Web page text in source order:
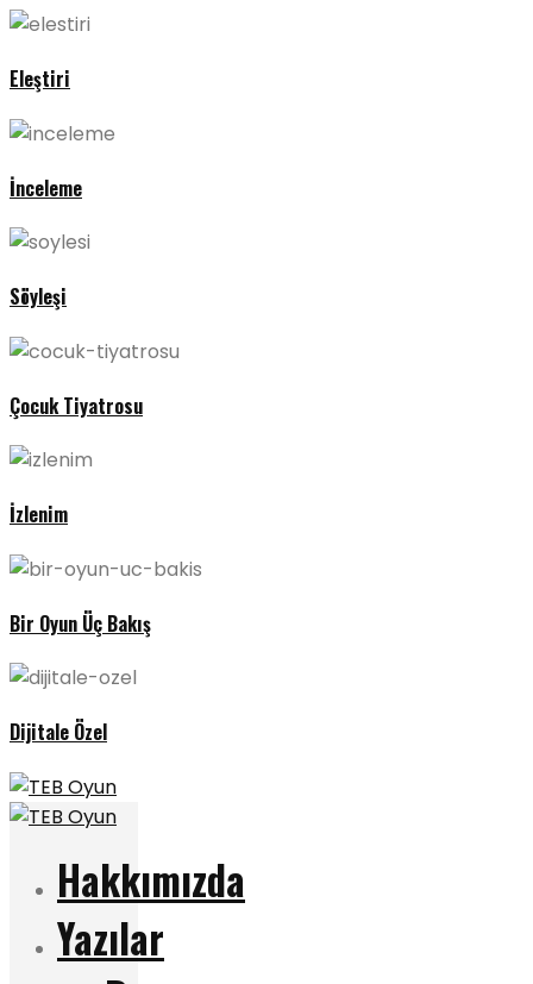
Eleştiri
İnceleme
Söyleşi
Çocuk Tiyatrosu
İzlenim
Bir Oyun Üç Bakış
Dijitale Özel
Hakkımızda
Yazılar